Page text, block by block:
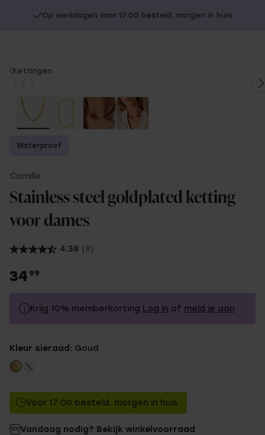
Op werkdagen voor 17:00 besteld, morgen in huis
You
here:
Kettingen
Waterproof
Camille
Stainless steel goldplated ketting
voor dames
4.38 (8)
34 99
Krijg 10% memberkorting Log in of meld je aan
Zonder memberkorting
Kleur sieraad: Goud
Voor 17:00 besteld, morgen in huis
Vandaag nodig? Bekijk winkelvoorraad